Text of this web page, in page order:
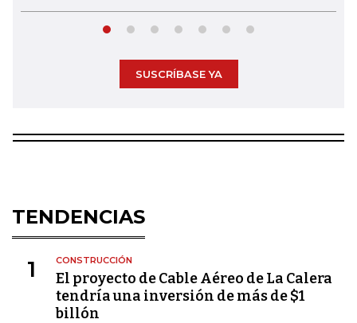
SUSCRÍBASE YA
TENDENCIAS
1 CONSTRUCCIÓN
El proyecto de Cable Aéreo de La Calera
tendría una inversión de más de $1
billón